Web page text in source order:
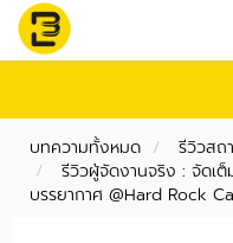
บทความทั้งหมด
รีวิวสถ
รีวิวผู้จัดงานจริง : จัดเ
บรรยากาศ @Hard Rock